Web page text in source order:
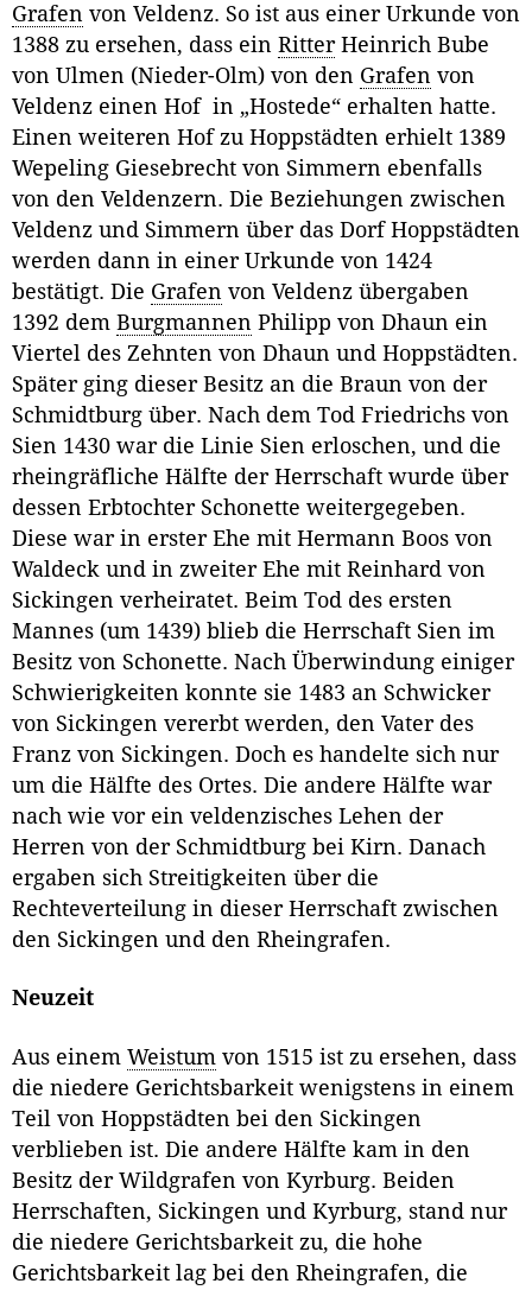
Grafen von Veldenz. So ist aus einer Urkunde von
1388 zu ersehen, dass ein RitterHeinrich Bube
von Ulmen (Nieder-Olm) von den Grafen von
Veldenz einen Hof in „Hostede“ erhalten hatte.
Einen weiteren Hof zu Hoppstädten erhielt 1389
Wepeling Giesebrecht von Simmern ebenfalls
von den Veldenzern. Die Beziehungen zwischen
Veldenz und Simmern über das Dorf Hoppstädten
werden dann in einer Urkunde von 1424
bestätigt. Die Grafen von Veldenz übergaben
1392 dem Burgmannen Philipp von Dhaun ein
Viertel des Zehnten von Dhaun und Hoppstädten.
Später ging dieser Besitz an die Braun von der
Schmidtburg über. Nach dem Tod Friedrichs von
Sien 1430 war die Linie Sien erloschen, und die
rheingräfliche Hälfte der Herrschaft wurde über
dessen Erbtochter Schonette weitergegeben.
Diese war in erster Ehe mit Hermann Boos von
Waldeck und in zweiter Ehe mit Reinhard von
Sickingen verheiratet. Beim Tod des ersten
Mannes (um 1439) blieb die Herrschaft Sien im
Besitz von Schonette. Nach Überwindung einiger
Schwierigkeiten konnte sie 1483 an Schwicker
von Sickingen vererbt werden, den Vater des
Franz von Sickingen. Doch es handelte sich nur
um die Hälfte des Ortes. Die andere Hälfte war
nach wie vor ein veldenzisches Lehen der
Herren von der Schmidtburg bei Kirn. Danach
ergaben sich Streitigkeiten über die
Rechteverteilung in dieser Herrschaft zwischen
den Sickingen und den Rheingrafen.
Neuzeit
Aus einem Weistum von 1515 ist zu ersehen, dass
die niedere Gerichtsbarkeit wenigstens in einem
Teil von Hoppstädten bei den Sickingen
verblieben ist. Die andere Hälfte kam in den
Besitz der Wildgrafen von Kyrburg. Beiden
Herrschaften, Sickingen und Kyrburg, stand nur
die niedere Gerichtsbarkeit zu, die hohe
Gerichtsbarkeit lag bei den Rheingrafen, die